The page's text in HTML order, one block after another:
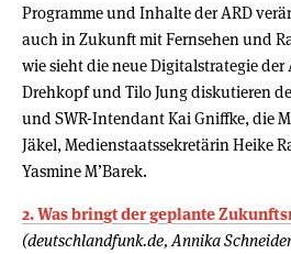
Programme und Inhalte der ARD
auch in Zukunft mit Fernsehen und
wie sieht die neue Digitalstrategie der
Drehkopf und Tilo Jung diskutieren
und SWR-Intendant Kai Gniffke, die
Jäkel, Medienstaatssekretärin Heike
Yasmine M’Barek.
2. Was bringt der geplante
(deutschlandfunk.de, Annika